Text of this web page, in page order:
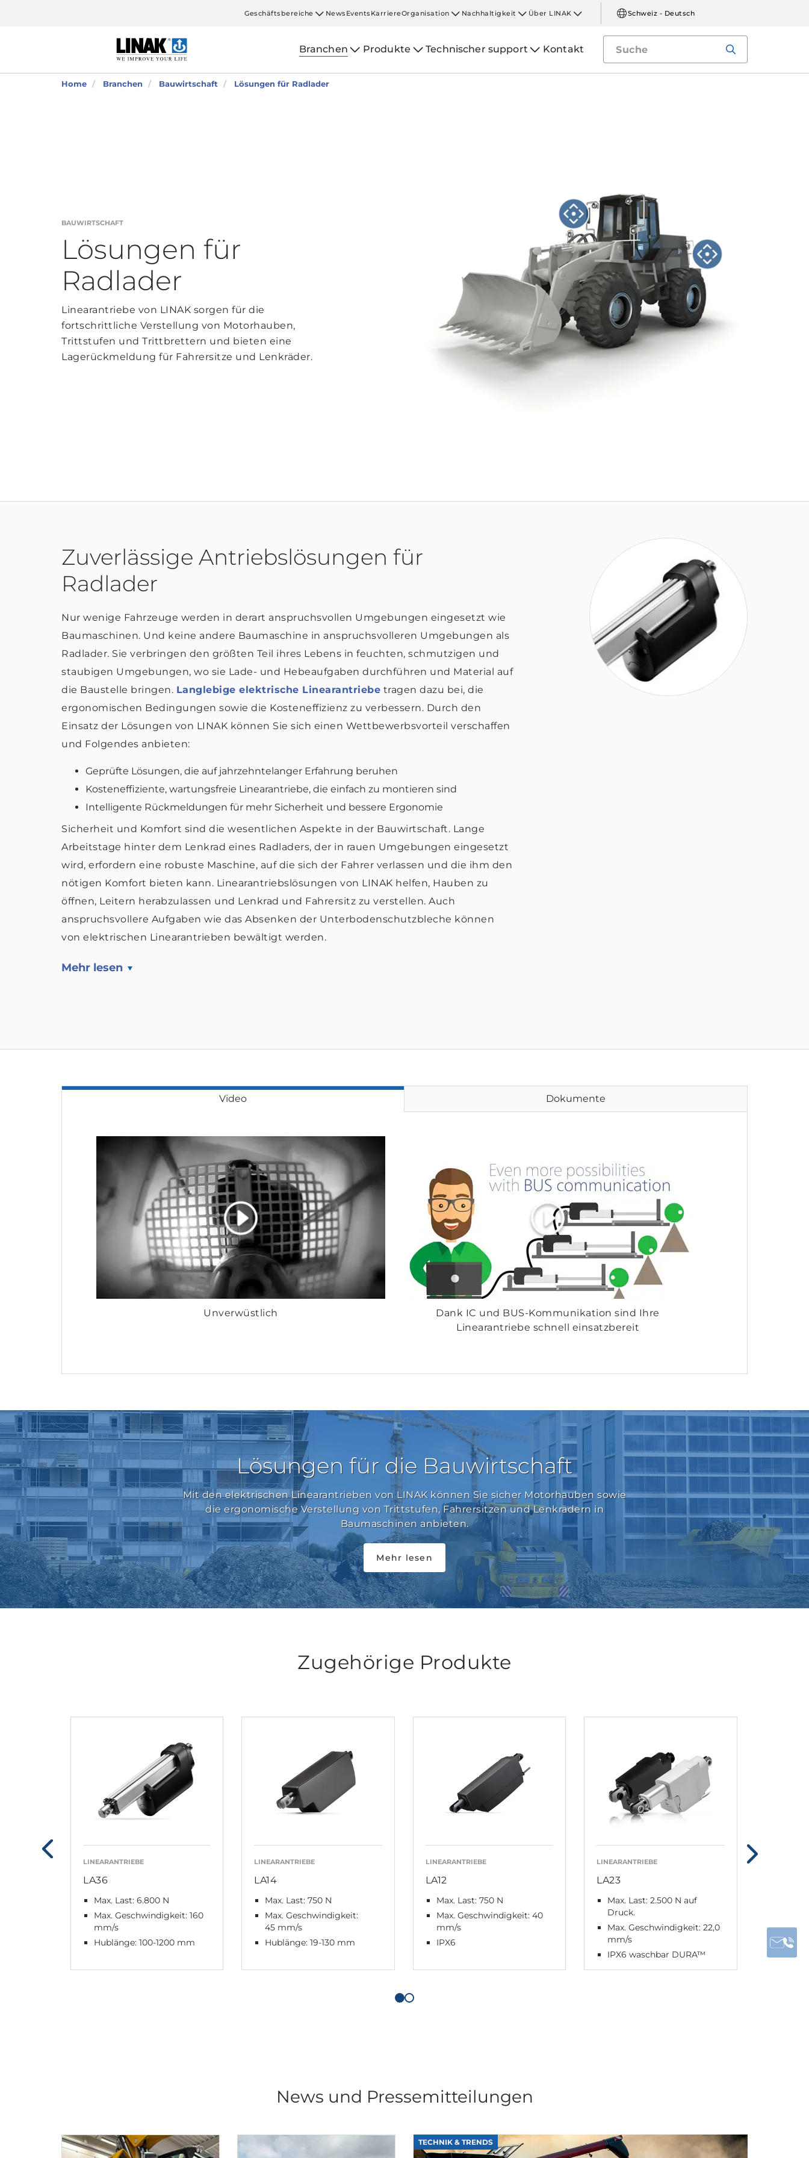
Geschäftsbereiche NewsEventsKarriereOrganisation Nachhaltigkeit Über LINAK Schweiz - Deutsch
Branchen Produkte Technischer support Kontakt
Home Branchen Bauwirtschaft Lösungen für Radlader
BAUWIRTSCHAFT
Lösungen für
Radlader
Linearantriebe von LINAK sorgen für die
fortschrittliche Verstellung von Motorhauben,
Trittstufen und Trittbrettern und bieten eine
Lagerückmeldung für Fahrersitze und Lenkräder.
Zuverlässige Antriebslösungen für
Radlader
Nur wenige Fahrzeuge werden in derart anspruchsvollen Umgebungen eingesetzt wie
Baumaschinen. Und keine andere Baumaschine in anspruchsvolleren Umgebungen als
Radlader. Sie verbringen den größten Teil ihres Lebens in feuchten, schmutzigen und
staubigen Umgebungen, wo sie Lade- und Hebeaufgaben durchführen und Material auf
die Baustelle bringen. Langlebige elektrische Linearantriebe tragen dazu bei, die
ergonomischen Bedingungen sowie die Kosteneffizienz zu verbessern. Durch den
Einsatz der Lösungen von LINAK können Sie sich einen Wettbewerbsvorteil verschaffen
und Folgendes anbieten:
Geprüfte Lösungen, die auf jahrzehntelanger Erfahrung beruhen
Kosteneffiziente, wartungsfreie Linearantriebe, die einfach zu montieren sind
Intelligente Rückmeldungen für mehr Sicherheit und bessere Ergonomie
Sicherheit und Komfort sind die wesentlichen Aspekte in der Bauwirtschaft. Lange
Arbeitstage hinter dem Lenkrad eines Radladers, der in rauen Umgebungen eingesetzt
wird, erfordern eine robuste Maschine, auf die sich der Fahrer verlassen und die ihm den
nötigen Komfort bieten kann. Linearantriebslösungen von LINAK helfen, Hauben zu
öffnen, Leitern herabzulassen und Lenkrad und Fahrersitz zu verstellen. Auch
anspruchsvollere Aufgaben wie das Absenken der Unterbodenschutzbleche können
von elektrischen Linearantrieben bewältigt werden.
Mehr lesen
Video Dokumente
Unverwüstlich
Dank IC und BUS-Kommunikation sind Ihre
Linearantriebe schnell einsatzbereit
Lösungen für die Bauwirtschaft
Mit den elektrischen Linearantrieben von LINAK können Sie sicher Motorhauben sowie
die ergonomische Verstellung von Trittstufen, Fahrersitzen und Lenkrädern in
Baumaschinen anbieten.
Mehr lesen
Zugehörige Produkte
LINEARANTRIEBE
LA36
Max. Last: 6.800 N
Max. Geschwindigkeit: 160
mm/s
Hublänge: 100-1200 mm
LINEARANTRIEBE
LA14
Max. Last: 750 N
Max. Geschwindigkeit:
45 mm/s
Hublänge: 19-130 mm
LINEARANTRIEBE
LA12
Max. Last: 750 N
Max. Geschwindigkeit: 40
mm/s
IPX6
LINEARANTRIEBE
LA23
Max. Last: 2.500 N auf
Druck.
Max. Geschwindigkeit: 22,0
mm/s
IPX6 waschbar DURA™
mm/s
IPX6
News und Pressemitteilungen
TECHNIK & TRENDS